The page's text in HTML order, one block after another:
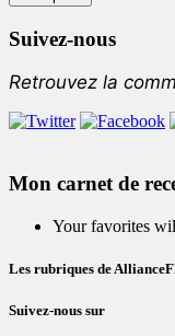
Suivez-nous
Retrouvez la
Mon carnet de
Your favorites
Les rubriques de
Suivez-nous sur